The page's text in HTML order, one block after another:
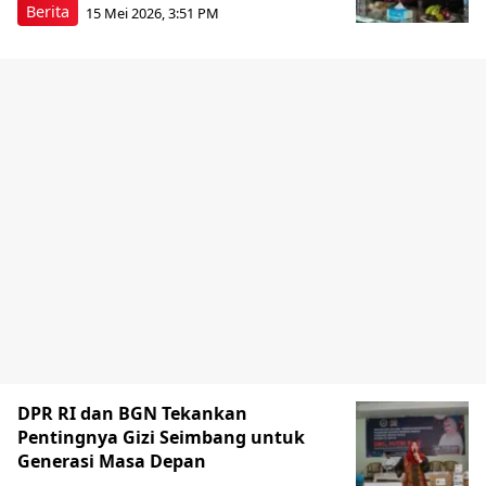
Berita 15 Mei 2026, 3:51 PM
DPR RI dan BGN Tekankan
Pentingnya Gizi Seimbang untuk
Generasi Masa Depan